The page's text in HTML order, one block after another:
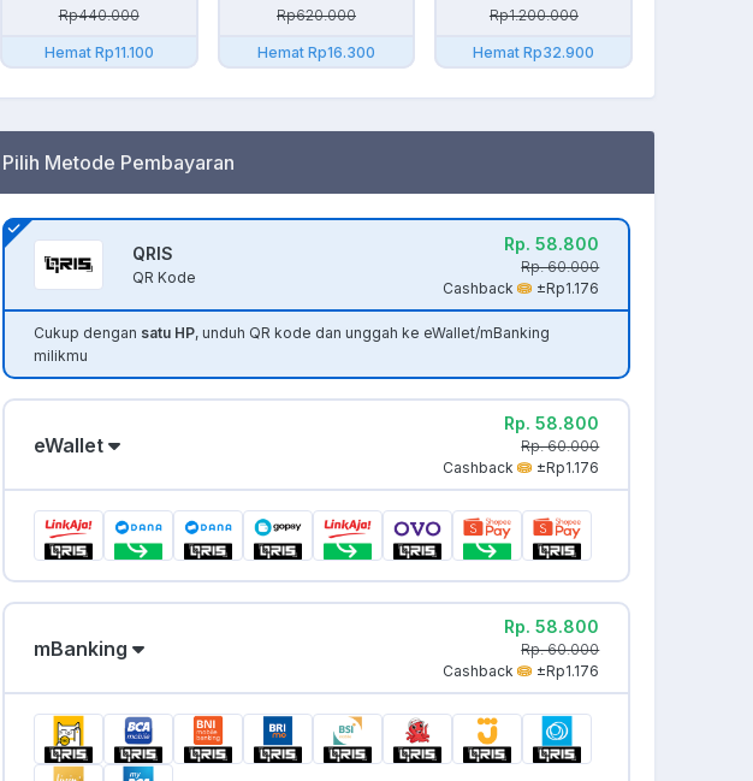
Rp440.000
Hemat Rp11.100
Rp620.000
Hemat Rp16.300
Rp1.200.000
Hemat Rp32.900
Pilih Metode Pembayaran
QRIS
QR Kode
Rp. 58.800
Rp. 60.000
Cashback
±Rp1.176
Cukup dengan satu HP, unduh QR kode dan unggah ke eWallet/mBanking
milikmu
eWallet
Rp. 58.800
Rp. 60.000
Cashback
±Rp1.176
mBanking
Rp. 58.800
Rp. 60.000
Cashback
±Rp1.176